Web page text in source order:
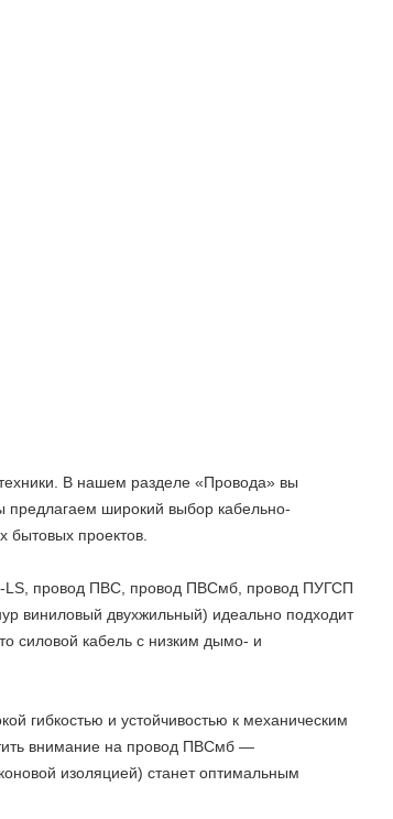
В нашем разделе «Провода» вы
предлагаем широкий выбор кабельно-
бытовых проектов.
LS, провод ПВС, провод ПВСмб, провод ПУГСП
виниловый двухжильный) идеально подходит
силовой кабель с низким дымо- и
гибкостью и устойчивостью к механическим
внимание на провод ПВСмб —
изоляцией) станет оптимальным